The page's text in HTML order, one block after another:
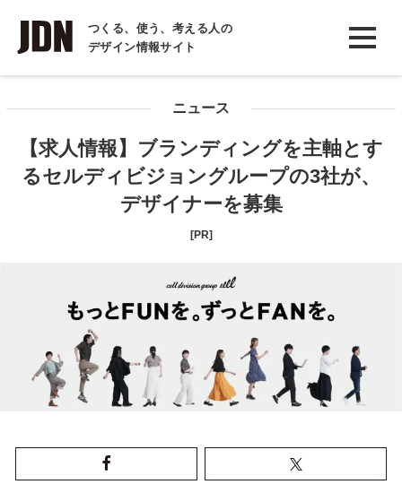
つくる、使う、考える人の
デザイン情報サイト
INTERVIEW
インタビュー
COLUMN
ニュース
【求人情報】ブランディングを主軸とす
るセルディビジョングループの3社が、
デザイナーを募集
[PR]